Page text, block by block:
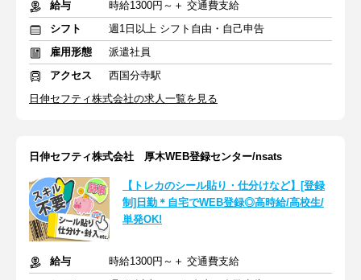
給与
時給1300円～＋ 交通費支給
シフト
週1日以上 シフト自由・自己申告
雇用形態
派遣社員
アクセス
西国分寺駅
日伸セフティ株式会社の求人一覧を見る
日伸セフティ株式会社 厚木WEB登録センター/nsats
【トレカのシール貼り・仕分けなど】[登録
制]日勤＊自宅でWEB登録◎高時給/高校生/
単発OK!
給与
時給1300円～＋ 交通費支給